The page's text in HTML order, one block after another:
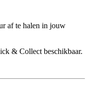
af te halen in jouw
& Collect beschikbaar.